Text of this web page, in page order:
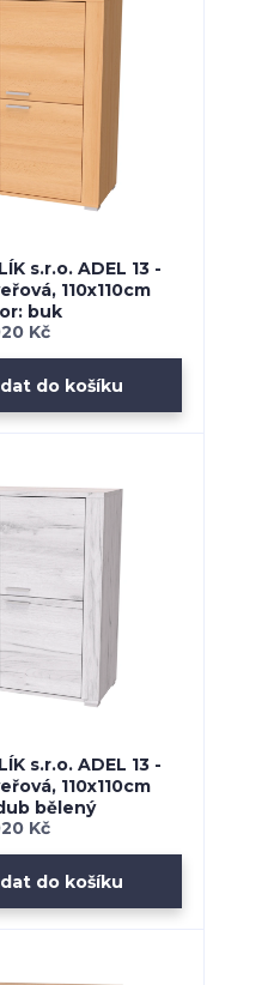
s.r.o. ADEL 13 -
110x110cm
buk
Kč
do košíku
s.r.o. ADEL 13 -
110x110cm
bělený
Kč
do košíku